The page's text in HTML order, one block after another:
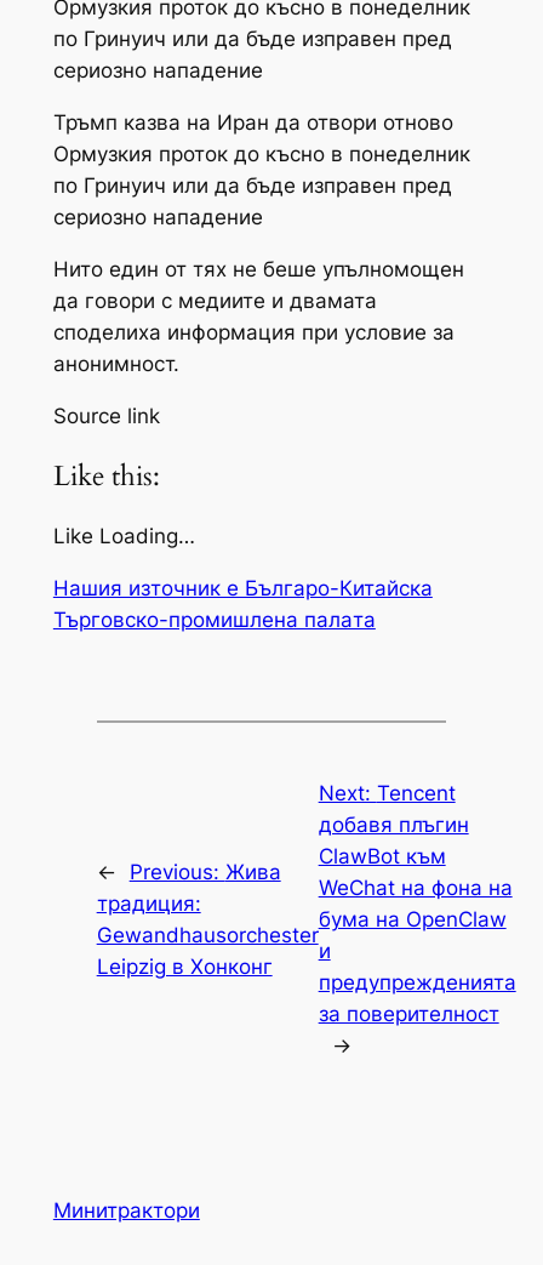
Ормузкия проток до късно в понеделник
по Гринуич или да бъде изправен пред
сериозно нападение
Тръмп казва на Иран да отвори отново
Ормузкия проток до късно в понеделник
по Гринуич или да бъде изправен пред
сериозно нападение
Нито един от тях не беше упълномощен
да говори с медиите и двамата
споделиха информация при условие за
анонимност.
Source link
Like this:
Like Loading…
Нашия източник е Българо-Китайска
Търговско-промишлена палaта
← Previous: Жива
традиция:
Gewandhausorchester
Leipzig в Хонконг
Next: Tencent
добавя плъгин
ClawBot към
WeChat на фона на
бума на OpenClaw
и
предупрежденията
за поверителност
→
Минитрактори